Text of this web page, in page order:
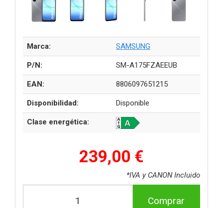
Marca: SAMSUNG
P/N: SM-A175FZAEEUB
EAN: 8806097651215
Disponibilidad: Disponible
Clase energética:
239,00 €
*IVA y CANON Incluido
Comprar